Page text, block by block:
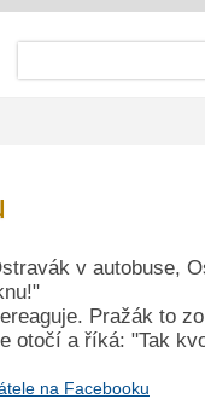
v autobuse,
Pražák to
otočí a říká: "Tak
na Facebooku